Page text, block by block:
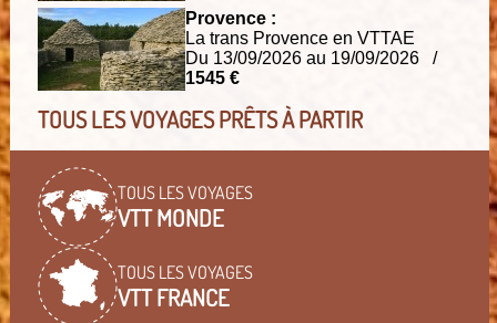
Provence :
La trans Provence en VTTAE
Du 13/09/2026 au 19/09/2026 /
1545 €
TOUS LES VOYAGES PRÊTS À PARTIR
TOUS LES VOYAGES
VTT MONDE
TOUS LES VOYAGES
VTT FRANCE